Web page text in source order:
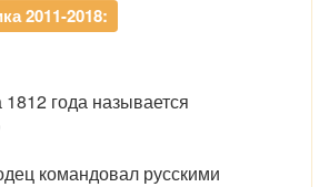
2011-2018:
года называется
командовал русскими